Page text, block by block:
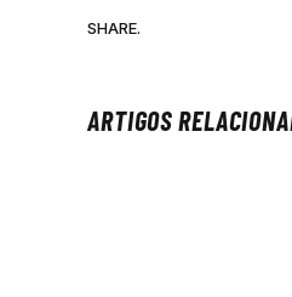
SHARE.
ARTIGOS